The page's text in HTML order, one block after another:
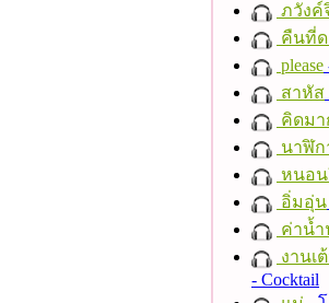
ภวังค์
คืนที่ด
please
สาหัส
คิดมา
นาฬิก
หนอน
อิ่มอุ่น
ค่าน้
งานเ
- Cocktail